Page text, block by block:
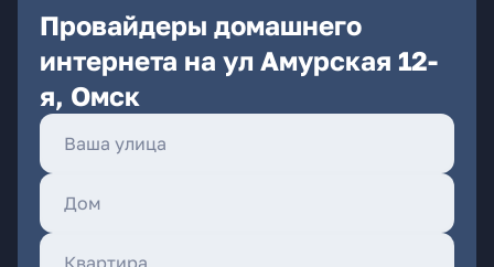
Провайдеры домашнего
интернета на ул Амурская 12-
я, Омск